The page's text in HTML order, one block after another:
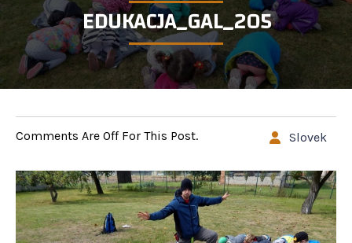
EDUKACJA_GAL_205
Slovek
Comments Are Off For This Post.